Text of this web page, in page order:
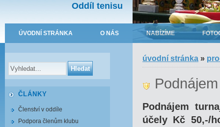
Oddíl tenisu
ÚVODNÍ STRÁNKA O NÁS NABÍZÍME
úvodní stránka »
Podnájem
účely Kč 50,-/
ČLÁNKY
Členství v oddíle
Podpora členům klubu